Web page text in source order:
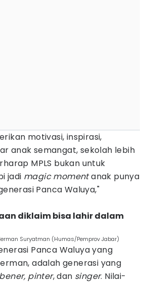
motivasi, inspirasi,
anak semangat, sekolah lebih
MPLS bukan untuk
jadi magic momentanak punya
Panca Waluya,"
diklaim bisa lahir dalam
Suryatman (Humas/Pemprov Jabar)
Panca Waluya yang
adalah generasi yang
pinter, dan singer. Nilai-